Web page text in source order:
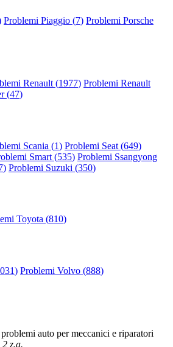
Problemi Piaggio (7) Problemi Porsche
Renault (1977) Problemi Renault
(47)
Scania (1) Problemi Seat (649)
Smart (535) Problemi Ssangyong
) Problemi Suzuki (350)
Toyota (810)
) Problemi Volvo (888)
z.a.